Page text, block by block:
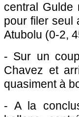
central Gulde
pour filer seul
Atubolu (0-2,
- Sur un
Chavez et
quasiment à
- A la